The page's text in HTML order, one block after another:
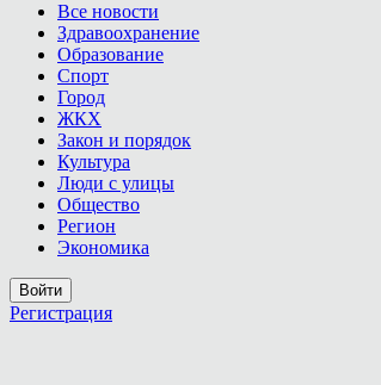
Все новости
Здравоохранение
Образование
Спорт
Город
ЖКХ
Закон и порядок
Культура
Люди с улицы
Общество
Регион
Экономика
Войти
Регистрация